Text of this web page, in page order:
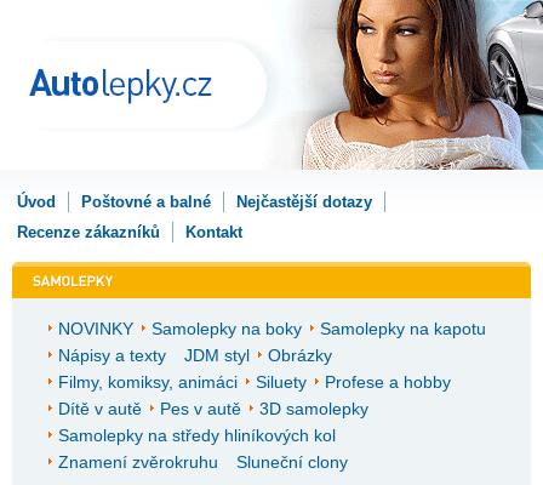
Úvod Poštovné a balné
Nejčastější dotazy
Recenze zákazníků
Kontakt
NOVINKY Samolepky na boky
Samolepky na kapotu
Nápisy a texty
JDM styl
Obrázky
Filmy, komiksy, animáci
Siluety
Profese a hobby
Dítě v autě
Pes v autě
3D samolepky
Samolepky na středy hliníkových kol
Znamení zvěrokruhu
Sluneční clony